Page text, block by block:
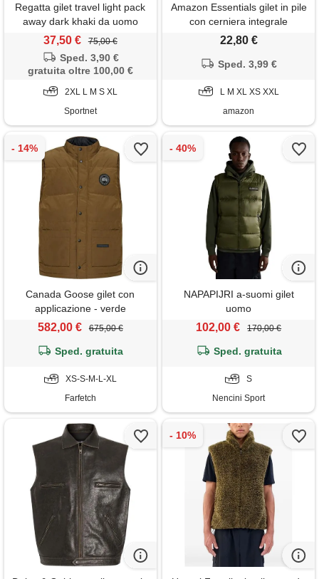
Regatta gilet travel light pack
away dark khaki da uomo
37,50 € 75,00 €
Sped. 3,90 €
gratuita oltre 100,00 €
2XL L M S XL
Sportnet
Amazon Essentials gilet in pile
con cerniera integrale
(disponibile in taglie big & tall)
22,80 €
Sped. 3,99 €
L M XL XS XXL
amazon
Canada Goose gilet con
applicazione - verde
582,00 € 675,00 €
Sped. gratuita
XS-S-M-L-XL
Farfetch
NAPAPIJRI a-suomi gilet
uomo
102,00 € 170,00 €
Sped. gratuita
S
Nencini Sport